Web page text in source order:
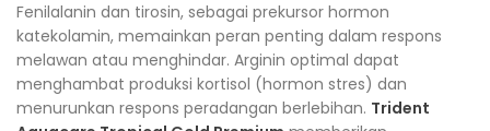
Fenilalanin dan tirosin, sebagai prekursor hormon
katekolamin, memainkan peran penting dalam respons
melawan atau menghindar. Arginin optimal dapat
menghambat produksi kortisol (hormon stres) dan
menurunkan respons peradangan berlebihan. Trident